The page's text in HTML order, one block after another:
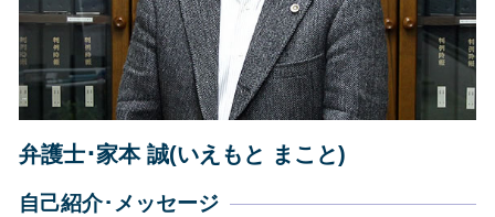
相続 焼津市
債務整理 焼津市
その他の法律問題 島田市
交通事故 静岡市
債務整理 島田市
弁護士･家本 誠(いえもと まこと)
自己紹介･メッセージ